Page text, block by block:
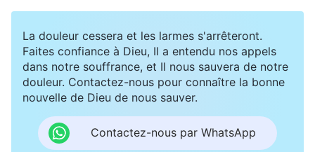
humaine. Or, le PCC diffuse des informations selon
l’Évangile, serait de renverser son pouvoir. Comment
puis-je savoir si les paroles du PCC sont vraies ou
fausses ?
La douleur cessera et les larmes s'arrêteront.
Faites confiance à Dieu, Il a entendu nos appels
dans notre souffrance, et Il nous sauvera de notre
douleur. Contactez-nous pour connaître la bonne
nouvelle de Dieu de nous sauver.
Contactez-nous par WhatsApp